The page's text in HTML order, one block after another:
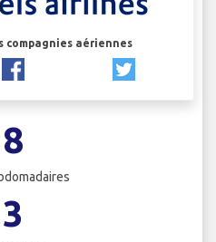
compagnies aériennes
8
3